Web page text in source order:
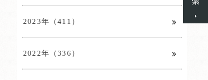
2023年（411）
2022年（336）